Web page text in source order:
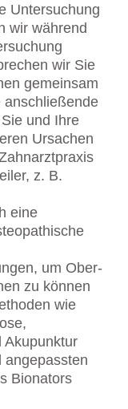
Untersuchung
wir während
wir Sie
gemeinsam
anschließende
und Ihre
Ursachen
z. B.
eine
um Ober-
zu können
wie
Akupunktur
Bionators